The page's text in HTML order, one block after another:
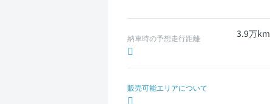
納車時の予想走行距離 3.9万km
販売可能エリアについて